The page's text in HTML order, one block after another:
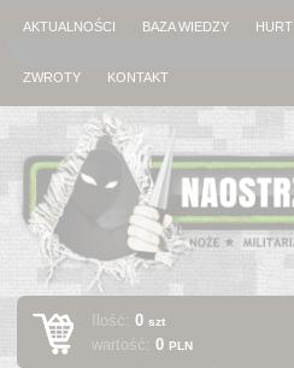
AKTUALNOŚCI BAZA WIEDZY HURT
ZWROTY KONTAKT
Ilość:0szt
wartość:0PLN